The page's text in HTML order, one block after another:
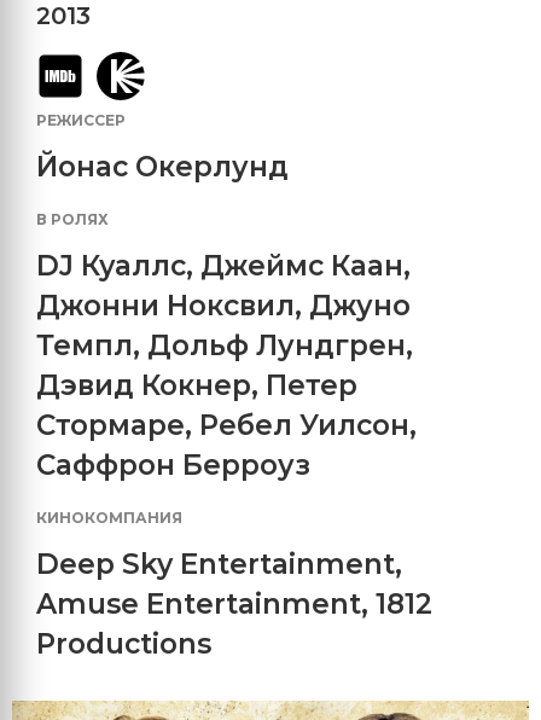
2013
РЕЖИССЕР
Йонас Окерлунд
В РОЛЯХ
DJ Куаллс, Джеймс Каан,
Джонни Ноксвил, Джуно
Темпл, Дольф Лундгрен,
Дэвид Кокнер, Петер
Стормаре, Ребел Уилсон,
Саффрон Берроуз
КИНОКОМПАНИЯ
Deep Sky Entertainment,
Amuse Entertainment, 1812
Productions